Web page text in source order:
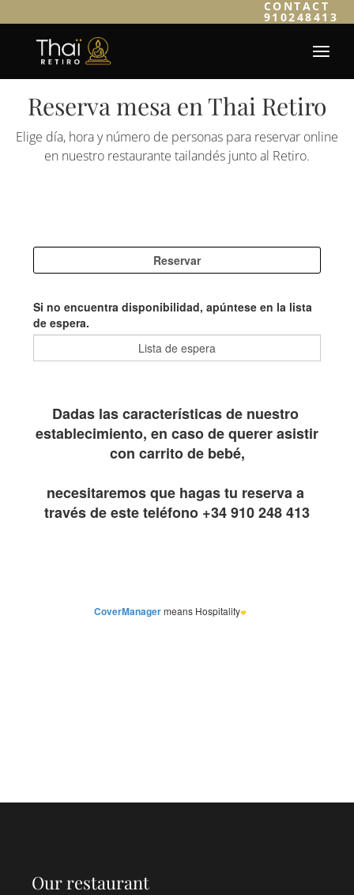
CONTACT
910248413
Reserva mesa en Thai Retiro
Elige día, hora y número de personas para reservar online
en nuestro restaurante tailandés junto al Retiro.
Our restaurant